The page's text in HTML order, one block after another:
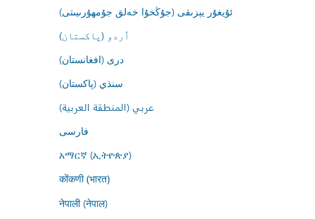
ئۇيغۇر يېزىقى (جۇڭخۇا خەلق جۇمھۇرىيىتى)
اُردو (پاکستان)
درى (افغانستان)
سنڌي (پاکستان)
عربي (المنطقة العربية)
فارسى
አማርኛ (ኢትዮጵያ)
कोंकणी (भारत)
नेपाली (नेपाल)